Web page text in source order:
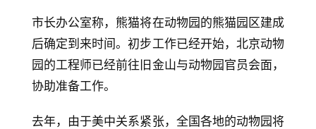
市长办公室称，熊猫将在动物园的熊猫园区建成
后确定到来时间。初步工作已经开始，北京动物
园的工程师已经前往旧金山与动物园官员会面，
协助准备工作。
去年，由于美中关系紧张，全国各地的动物园将